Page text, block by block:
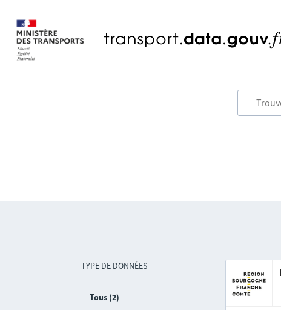
TYPE DE DONNÉES
Tous (2)